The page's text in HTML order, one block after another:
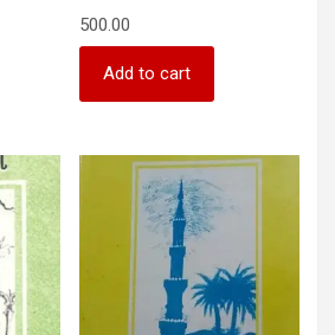
500.00
Add to cart